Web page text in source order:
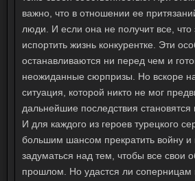
важно, что в отношении ее
люди. И если она не получит все, что
испортить жизнь конкурентке. Эти
останавливаются ни перед чем и
неожиданные сюрпризы. Но вскоре
ситуация, которой никто не мог
дальнейшие последствия
И для каждого из героев турецкого
большим шансом прекратить войну и
задуматься над тем, чтобы все свои
прошлом. Но удастся ли соперницам